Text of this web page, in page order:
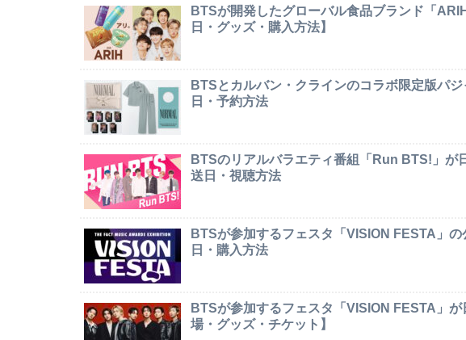
BTSが開発したグローバル食品ブランド「
日・グッズ・購入方法】
BTSとカルバン・クラインのコラボ限定版パ
日・予約方法
BTSのリアルバラエティ番組「Run BTS!」が
送日・視聴方法
BTSが参加するフェスタ「VISION FESTA」
日・購入方法
BTSが参加するフェスタ「VISION FESTA」
場・グッズ・チケット】